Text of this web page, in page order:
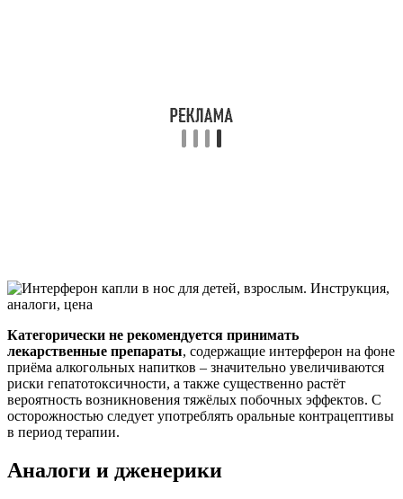
Категорически не рекомендуется принимать
лекарственные препараты, содержащие интерферон на фоне
приёма алкогольных напитков – значительно увеличиваются
риски гепатотоксичности, а также существенно растёт
вероятность возникновения тяжёлых побочных эффектов. С
осторожностью следует употреблять оральные контрацептивы
в период терапии.
Аналоги и дженерики